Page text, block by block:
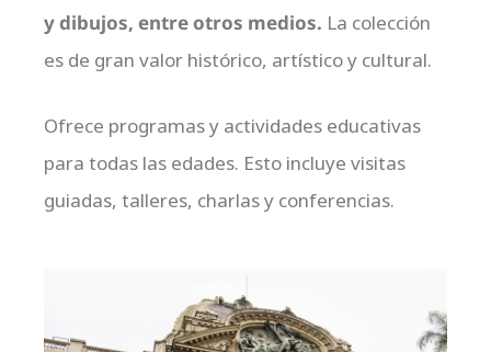
y dibujos, entre otros medios. La colección
es de gran valor histórico, artístico y cultural.
Ofrece programas y actividades educativas
para todas las edades. Esto incluye visitas
guiadas, talleres, charlas y conferencias.